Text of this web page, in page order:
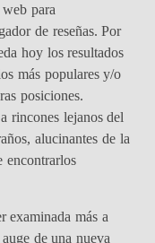
para
de reseñas. Por
hoy los resultados
más populares y/o
posiciones.
rincones lejanos del
alucinantes de la
encontrarlos
examinada más a
de una nueva